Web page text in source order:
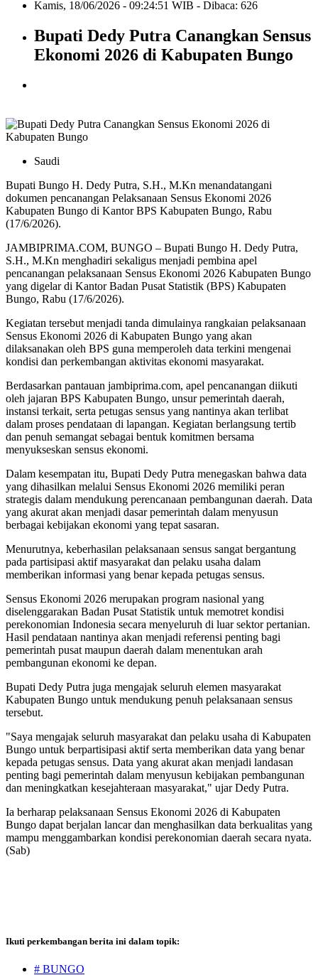
Kamis, 18/06/2026 - 09:24:51 WIB - Dibaca: 626
Bupati Dedy Putra Canangkan Sensus
Ekonomi 2026 di Kabupaten Bungo
Saudi
Bupati Bungo H. Dedy Putra, S.H., M.Kn menandatangani
dokumen pencanangan Pelaksanaan Sensus Ekonomi 2026
Kabupaten Bungo di Kantor BPS Kabupaten Bungo, Rabu
(17/6/2026).
JAMBIPRIMA.COM, BUNGO – Bupati Bungo H. Dedy Putra,
S.H., M.Kn menghadiri sekaligus menjadi pembina apel
pencanangan pelaksanaan Sensus Ekonomi 2026 Kabupaten Bungo
yang digelar di Kantor Badan Pusat Statistik (BPS) Kabupaten
Bungo, Rabu (17/6/2026).
Kegiatan tersebut menjadi tanda dimulainya rangkaian pelaksanaan
Sensus Ekonomi 2026 di Kabupaten Bungo yang akan
dilaksanakan oleh BPS guna memperoleh data terkini mengenai
kondisi dan perkembangan aktivitas ekonomi masyarakat.
Berdasarkan pantauan jambiprima.com, apel pencanangan diikuti
oleh jajaran BPS Kabupaten Bungo, unsur pemerintah daerah,
instansi terkait, serta petugas sensus yang nantinya akan terlibat
dalam proses pendataan di lapangan. Kegiatan berlangsung tertib
dan penuh semangat sebagai bentuk komitmen bersama
menyukseskan sensus ekonomi.
Dalam kesempatan itu, Bupati Dedy Putra menegaskan bahwa data
yang dihasilkan melalui Sensus Ekonomi 2026 memiliki peran
strategis dalam mendukung perencanaan pembangunan daerah. Data
yang akurat akan menjadi dasar pemerintah dalam menyusun
berbagai kebijakan ekonomi yang tepat sasaran.
Menurutnya, keberhasilan pelaksanaan sensus sangat bergantung
pada partisipasi aktif masyarakat dan pelaku usaha dalam
memberikan informasi yang benar kepada petugas sensus.
Sensus Ekonomi 2026 merupakan program nasional yang
diselenggarakan Badan Pusat Statistik untuk memotret kondisi
perekonomian Indonesia secara menyeluruh di luar sektor pertanian.
Hasil pendataan nantinya akan menjadi referensi penting bagi
pemerintah pusat maupun daerah dalam menentukan arah
pembangunan ekonomi ke depan.
Bupati Dedy Putra juga mengajak seluruh elemen masyarakat
Kabupaten Bungo untuk mendukung penuh pelaksanaan sensus
tersebut.
"Saya mengajak seluruh masyarakat dan pelaku usaha di Kabupaten
Bungo untuk berpartisipasi aktif serta memberikan data yang benar
kepada petugas sensus. Data yang akurat akan menjadi landasan
penting bagi pemerintah dalam menyusun kebijakan pembangunan
dan meningkatkan kesejahteraan masyarakat," ujar Dedy Putra.
Ia berharap pelaksanaan Sensus Ekonomi 2026 di Kabupaten
Bungo dapat berjalan lancar dan menghasilkan data berkualitas yang
mampu menggambarkan kondisi perekonomian daerah secara nyata.
(Sab)
Ikuti perkembangan berita ini dalam topik:
# BUNGO